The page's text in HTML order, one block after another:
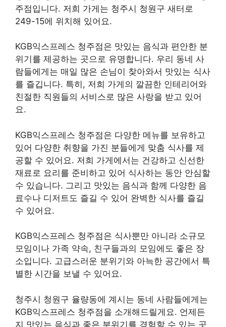
주점입니다. 저희 가게는 청주시 청원구 새터로
249-15에 위치해 있어요.
KGB익스프레스 청주점은 맛있는 음식과 편안한 분
위기를 제공하는 곳으로 유명합니다. 우리 동네 사
람들에게는 매일 많은 손님이 찾아와서 맛있는 식사
를 즐깁니다. 특히, 저희 가게의 깔끔한 인테리어와
친절한 직원들의 서비스로 많은 사랑을 받고 있어
요.
KGB익스프레스 청주점은 다양한 메뉴를 보유하고
있어 다양한 취향을 가진 분들에게 맞춤 식사를 제
공할 수 있어요. 저희 가게에서는 건강하고 신선한
재료로 요리를 준비하고 있어 식사하는 동안 안심할
수 있습니다. 그리고 맛있는 음식과 함께 다양한 음
료수나 디저트도 즐길 수 있어 완벽한 식사를 즐길
수 있어요.
KGB익스프레스 청주점은 식사뿐만 아니라 소규모
모임이나 가족 약속, 친구들과의 모임에도 좋은 장
소입니다. 고급스러운 분위기와 아늑한 공간에서 특
별한 시간을 보낼 수 있어요.
청주시 청원구 율량동에 계시는 동네 사람들에게는
KGB익스프레스 청주점을 소개해드릴게요. 언제든
지 맛있는 음식과 좋은 분위기를 경험할 수 있는 곳